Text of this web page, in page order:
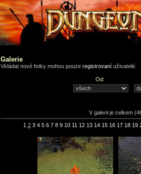
Galerie
Vkládat nové fotky mohou pouze registrovaní uživatelé.
Od:
V galerii je celkem
1 2 3 4 5 6 7 8 9 10 11 12 13 14 15 16 17 18 19